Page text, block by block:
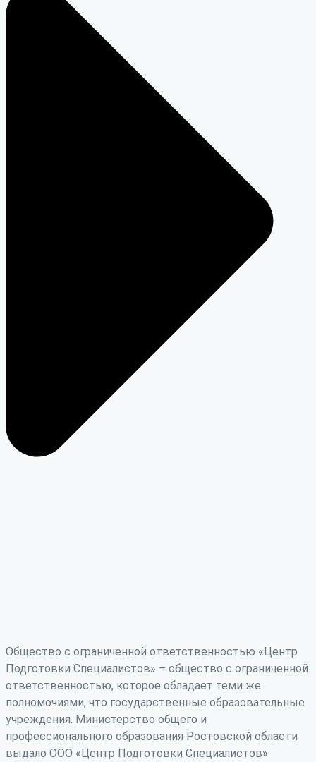
Общество с ограниченной ответственностью «Центр
Подготовки Специалистов» – общество с ограниченной
ответственностью, которое обладает теми же
полномочиями, что государственные образовательные
учреждения. Министерство общего и
профессионального образования Ростовской области
выдало ООО «Центр Подготовки Специалистов»